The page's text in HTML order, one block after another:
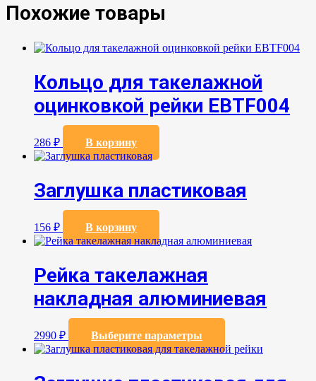
Похожие товары
Кольцо для такелажной
оцинковкой рейки EBTF004
286 ₽ В корзину
Заглушка пластиковая
156 ₽ В корзину
Рейка такелажная
накладная алюминиевая
2990 ₽ Выберите параметры
товар
имеет